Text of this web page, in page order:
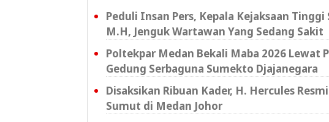
Peduli Insan Pers, Kepala Kejaksaan
M.H, Jenguk Wartawan Yang Sedang Sakit
Poltekpar Medan Bekali Maba 2026 Lewat
Gedung Serbaguna Sumekto Djajanegara
Disaksikan Ribuan Kader, H. Hercules
Sumut di Medan Johor